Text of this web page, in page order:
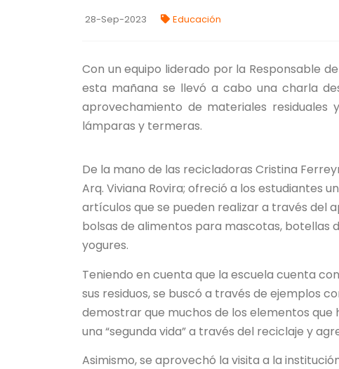
28-Sep-2023 Educación
Con un equipo liderado por la Responsable
esta mañana se llevó a cabo una charla
aprovechamiento de materiales residuales
lámparas y termeras.
De la mano de las recicladoras Cristina
Arq. Viviana Rovira; ofreció a los estudiantes
artículos que se pueden realizar a través del
bolsas de alimentos para mascotas, botellas
yogures.
Teniendo en cuenta que la escuela cuenta
sus residuos, se buscó a través de ejemplos
demostrar que muchos de los elementos
una “segunda vida” a través del reciclaje y
Asimismo, se aprovechó la visita a la